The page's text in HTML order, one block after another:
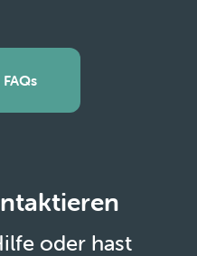
oder hast